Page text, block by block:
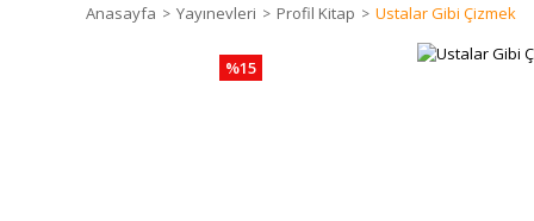
Anasayfa Yayınevleri Profil Kitap Ustalar Gibi Çizmek
%15